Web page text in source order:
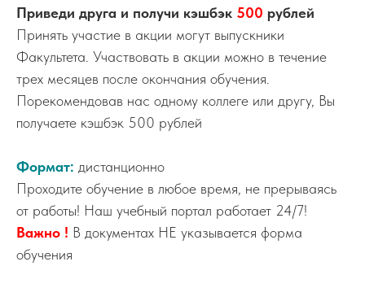
Приведи друга и получи кэшбэк 500 рублей
Принять участие в акции могут выпускники
Факультета. Участвовать в акции можно в течение
трех месяцев после окончания обучения.
Порекомендовав нас одному коллеге или другу, Вы
получаете кэшбэк 500 рублей
Формат: дистанционно
Проходите обучение в любое время, не прерываясь
от работы! Наш учебный портал работает 24/7!
Важно ! В документах НЕ указывается форма
обучения